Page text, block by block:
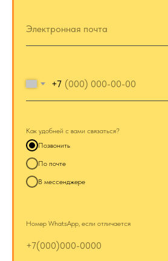
+7
Как удобней с вами связаться?
Позвонить
По почте
В мессенджере
Номер WhatsApp, если отличается